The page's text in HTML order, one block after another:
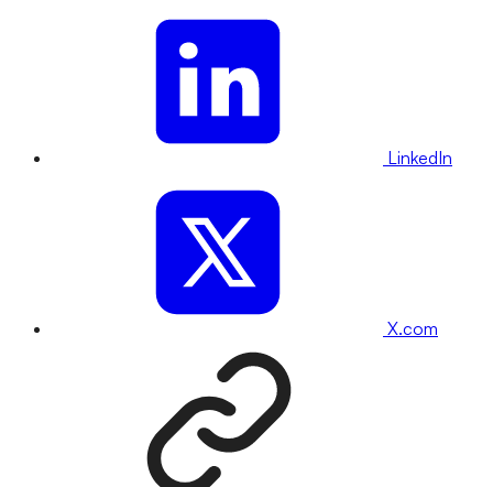
LinkedIn
X.com